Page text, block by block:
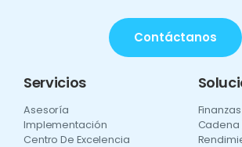
Contáctanos
Servicios
Asesoría
Implementación
Centro De Excelencia
Finanzas
Cadena